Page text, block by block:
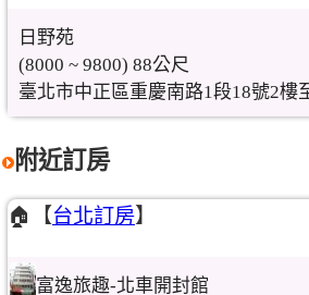
日野苑
(8000 ~ 9800) 88公尺
臺北市中正區重慶南路1段18號2樓
附近訂房
🏠【台北訂房】
富逸旅趣-北車開封館